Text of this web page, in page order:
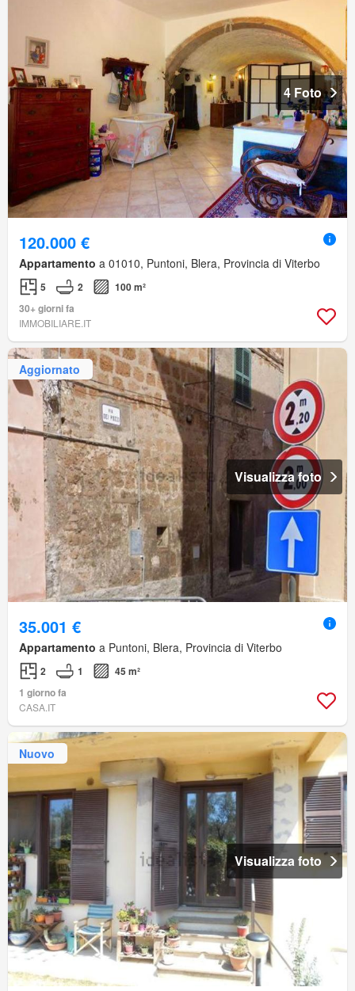
4 Foto
120.000 €
Appartamento a 01010, Puntoni, Blera, Provincia di Viterbo
5 2
100 m²
30+ giorni fa
IMMOBILIARE.IT
Aggiornato
Visualizza foto
35.001 €
Appartamento a Puntoni, Blera, Provincia di Viterbo
2 1
45 m²
1 giorno fa
CASA.IT
Nuovo
Visualizza foto